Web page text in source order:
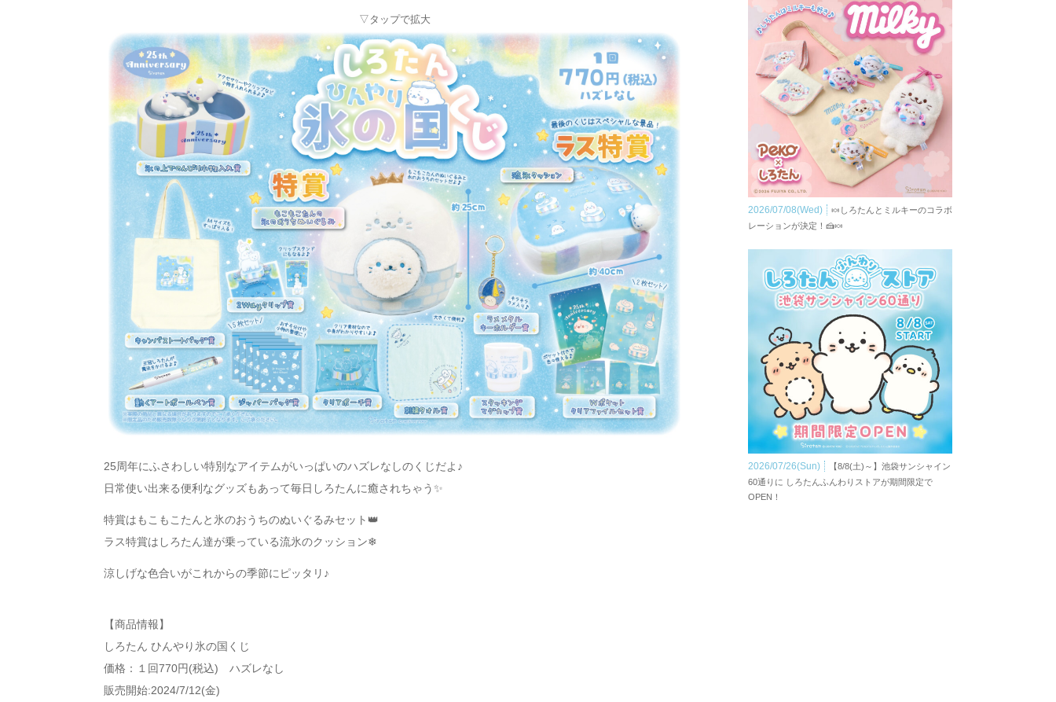
▽タップで拡大
25周年にふさわしい特別なアイテムがいっぱいのハズレなしのくじだよ♪
日常使い出来る便利なグッズもあって毎日しろたんに癒されちゃう✨
特賞はもこもこたんと氷のおうちのぬいぐるみセット👑
ラス特賞はしろたん達が乗っている流氷のクッション❄
涼しげな色合いがこれからの季節にピッタリ♪
【商品情報】
しろたん ひんやり氷の国くじ
価格：１回770円(税込) ハズレなし
販売開始:2024/7/12(金)
2026/07/08(Wed)
🍬しろたんとミルキーのコラボ
レーションが決定！🍰🍬
2026/07/26(Sun)
【8/8(土)～】池袋サンシャイン
60通りに しろたんふんわりストアが期間限定で
OPEN！